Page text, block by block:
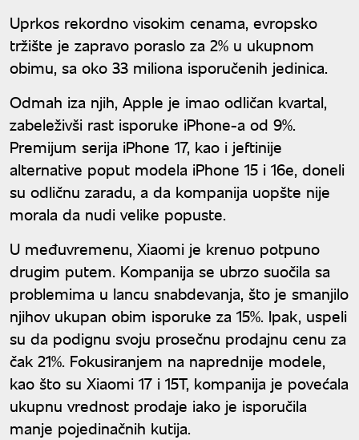
Uprkos rekordno visokim cenama, evropsko
tržište je zapravo poraslo za 2% u ukupnom
obimu, sa oko 33 miliona isporučenih jedinica.
Odmah iza njih, Apple je imao odličan kvartal,
zabeleživši rast isporuke iPhone-a od 9%.
Premijum serija iPhone 17, kao i jeftinije
alternative poput modela iPhone 15 i 16e, doneli
su odličnu zaradu, a da kompanija uopšte nije
morala da nudi velike popuste.
U međuvremenu, Xiaomi je krenuo potpuno
drugim putem. Kompanija se ubrzo suočila sa
problemima u lancu snabdevanja, što je smanjilo
njihov ukupan obim isporuke za 15%. Ipak, uspeli
su da podignu svoju prosečnu prodajnu cenu za
čak 21%. Fokusiranjem na naprednije modele,
kao što su Xiaomi 17 i 15T, kompanija je povećala
ukupnu vrednost prodaje iako je isporučila
manje pojedinačnih kutija.